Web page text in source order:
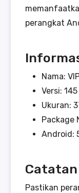
perangkat
Nama:
Versi: 145
Ukuran:
Package
Android:
Catatan
Pastikan